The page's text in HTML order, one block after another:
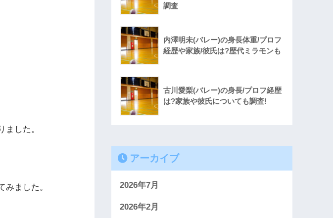
した。
ました。
調査
内澤明未(バレー)の身長体重/プロフ
経歴や家族/彼氏は?歴代ミラモンも
古川愛梨(バレー)の身長/プロフ経歴
は?家族や彼氏についても調査!
アーカイブ
2026年7月
2026年2月